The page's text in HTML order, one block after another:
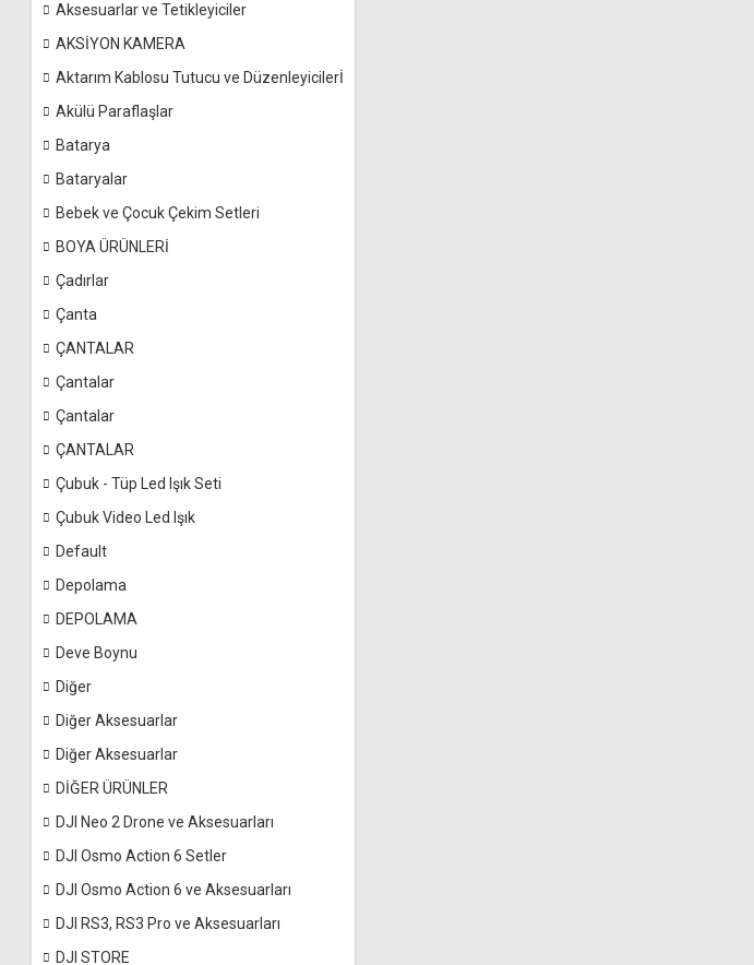
Aksesuarlar ve Tetikleyiciler
AKSİYON KAMERA
Aktarım Kablosu Tutucu ve Düzenleyicilerİ
Akülü Paraflaşlar
Batarya
Bataryalar
Bebek ve Çocuk Çekim Setleri
BOYA ÜRÜNLERİ
Çadırlar
Çanta
ÇANTALAR
Çantalar
Çantalar
ÇANTALAR
Çubuk - Tüp Led Işık Seti
Çubuk Video Led Işık
Default
Depolama
DEPOLAMA
Deve Boynu
Diğer
Diğer Aksesuarlar
Diğer Aksesuarlar
DİĞER ÜRÜNLER
DJI Neo 2 Drone ve Aksesuarları
DJI Osmo Action 6 Setler
DJI Osmo Action 6 ve Aksesuarları
DJI RS3, RS3 Pro ve Aksesuarları
DJI STORE